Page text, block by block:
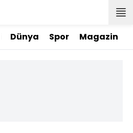
Dünya Spor Magazin